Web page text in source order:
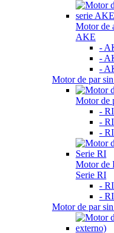
Motor de
AKE
-
-
-
Motor de par
Motor de
-
-
-
Motor de
Serie RI
-
-
Motor de par